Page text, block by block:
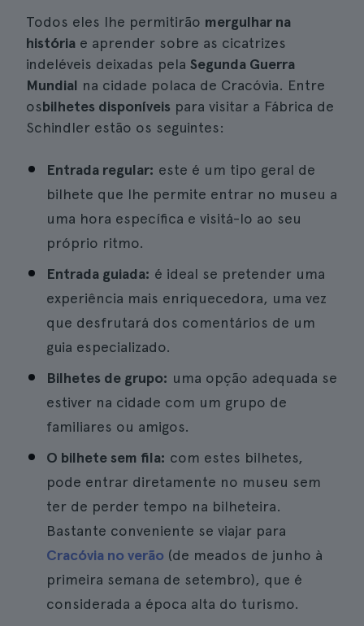
Todos eles lhe permitirão mergulhar na
história e aprender sobre as cicatrizes
indeléveis deixadas pela Segunda Guerra
Mundial na cidade polaca de Cracóvia. Entre
osbilhetes disponíveis para visitar a Fábrica de
Schindler estão os seguintes:
Entrada regular: este é um tipo geral de
bilhete que lhe permite entrar no museu a
uma hora específica e visitá-lo ao seu
próprio ritmo.
Entrada guiada: é ideal se pretender uma
experiência mais enriquecedora, uma vez
que desfrutará dos comentários de um
guia especializado.
Bilhetes de grupo: uma opção adequada se
estiver na cidade com um grupo de
familiares ou amigos.
O bilhete sem fila: com estes bilhetes,
pode entrar diretamente no museu sem
ter de perder tempo na bilheteira.
Bastante conveniente se viajar para
Cracóvia no verão (de meados de junho à
primeira semana de setembro), que é
considerada a época alta do turismo.